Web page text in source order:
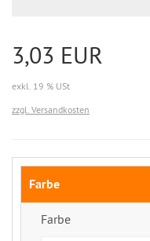
3,03 EUR
exkl. 19 % USt
zzgl. Versandkosten
Farbe
Farbe